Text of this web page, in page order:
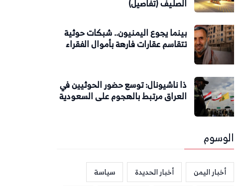
الصليف (تفاصيل)
بينما يجوع اليمنيون.. شبكات حوثية
تتقاسم عقارات فارهة بأموال الفقراء
ذا ناشيونال: توسع حضور الحوثيين في
العراق مرتبط بالهجوم على السعودية
الوسوم
أخبار اليمن أخبار الحديدة
سياسة